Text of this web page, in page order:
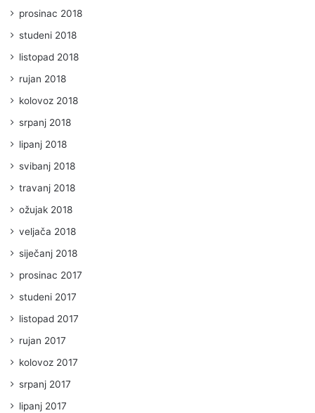
prosinac 2018
studeni 2018
listopad 2018
rujan 2018
kolovoz 2018
srpanj 2018
lipanj 2018
svibanj 2018
travanj 2018
ožujak 2018
veljača 2018
siječanj 2018
prosinac 2017
studeni 2017
listopad 2017
rujan 2017
kolovoz 2017
srpanj 2017
lipanj 2017